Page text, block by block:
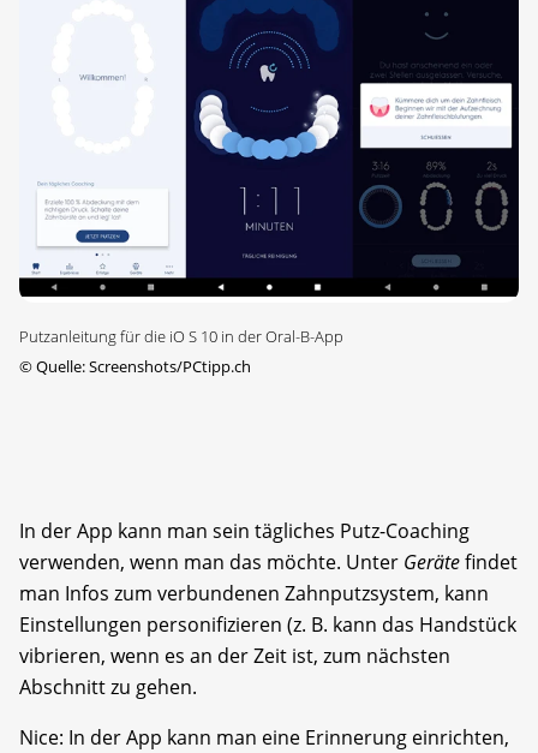
Putzanleitung für die iO S 10 in der Oral-B-App
©Quelle: Screenshots/PCtipp.ch
In der App kann man sein tägliches Putz-Coaching
verwenden, wenn man das möchte. Unter Gerätefindet
man Infos zum verbundenen Zahnputzsystem, kann
Einstellungen personifizieren (z. B. kann das Handstück
vibrieren, wenn es an der Zeit ist, zum nächsten
Abschnitt zu gehen.
Nice: In der App kann man eine Erinnerung einrichten,